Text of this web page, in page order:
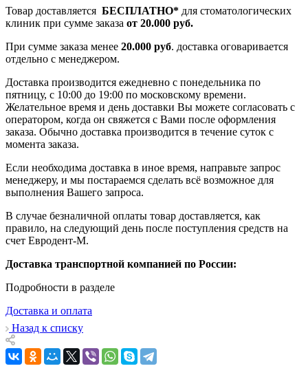
Товар доставляется БЕСПЛАТНО* для стоматологических
клиник при сумме заказа от 20.000 руб.
При сумме заказа менее 20.000 руб. доставка оговаривается
отдельно с менеджером.
Доставка производится ежедневно с понедельника по
пятницу, с 10:00 до 19:00 по московскому времени.
Желательное время и день доставки Вы можете согласовать с
оператором, когда он свяжется с Вами после оформления
заказа. Обычно доставка производится в течение суток с
момента заказа.
Если необходима доставка в иное время, направьте запрос
менеджеру, и мы постараемся сделать всё возможное для
выполнения Вашего запроса.
В случае безналичной оплаты товар доставляется, как
правило, на следующий день после поступления средств на
счет Евродент-М.
Доставка транспортной компанией по России:
Подробности в разделе
Доставка и оплата
Назад к списку